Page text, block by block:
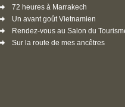
72 heures à Marrakech
Un avant goût Vietnamien
Rendez-vous au Salon du
Sur la route de mes ancêtres